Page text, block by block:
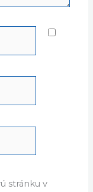
stránku v